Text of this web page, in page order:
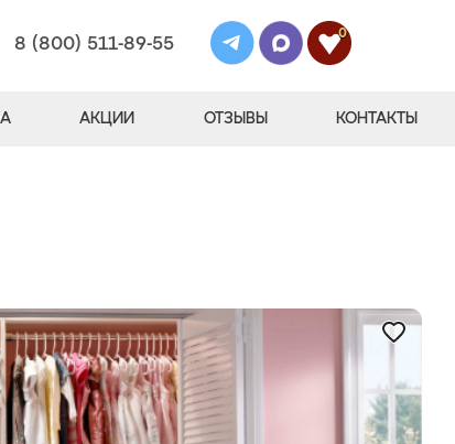
8 (800) 511-89-55
0
АКЦИИ ОТЗЫВЫ КОНТАКТЫ